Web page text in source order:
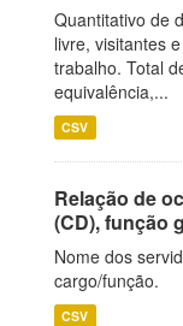
Quantitativo de
livre, visitantes
trabalho. Total
equivalência,...
CSV
Relação de
(CD), função
Nome dos
cargo/função.
CSV